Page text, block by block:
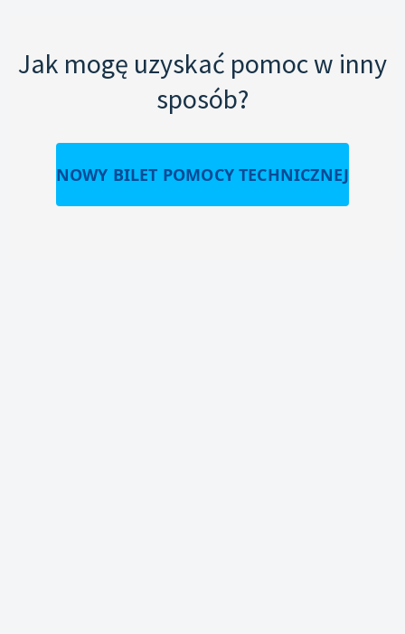
Jak mogę uzyskać pomoc w inny
sposób?
NOWY BILET POMOCY TECHNICZNEJ